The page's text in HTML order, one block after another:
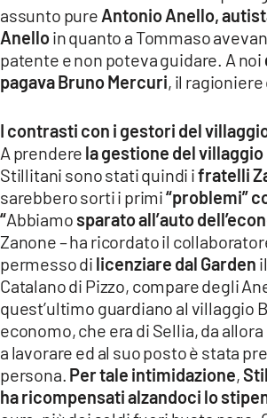
assunto pure Antonio Anello,
Anelloin quanto a Tommaso
patente e non poteva guidare. A noi
pagava Bruno Mercuri, il
I contrasti con i gestori del
A prendere la gestione del villaggio
Stillitani sono stati quindi ifratelli
sarebbero sorti i primi“problemi”
“Abbiamo sparato all’auto
Zanone – ha ricordato il
permesso di licenziare dal Garden
Catalano di Pizzo, compare degli
quest’ultimo guardiano al villaggio
economo, che era di Sellia, da
a lavorare ed al suo posto è stata
persona. Per tale intimidazione,
ha ricompensati alzandoci lo